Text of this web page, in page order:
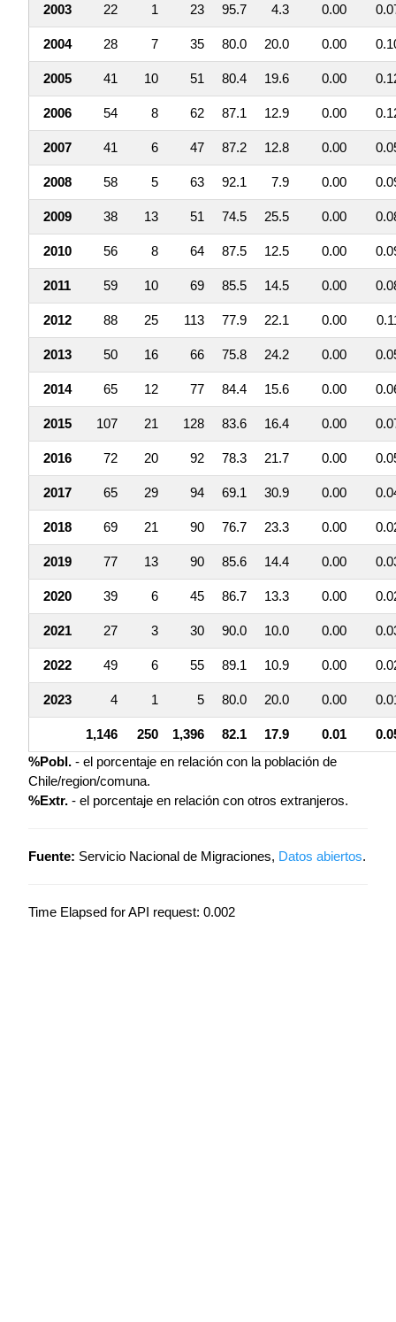
2003 22 1 23 95.7 4.3 0.00
2004 28 7 35 80.0 20.0 0.00
2005 41 10 51 80.4 19.6 0.00
2006 54 8 62 87.1 12.9 0.00
2007 41 6 47 87.2 12.8 0.00
2008 58 5 63 92.1 7.9 0.00
2009 38 13 51 74.5 25.5 0.00
2010 56 8 64 87.5 12.5 0.00
2011 59 10 69 85.5 14.5 0.00
2012 88 25 113 77.9 22.1 0.00
2013 50 16 66 75.8 24.2 0.00
2014 65 12 77 84.4 15.6 0.00
2015 107 21 128 83.6 16.4 0.00
2016 72 20 92 78.3 21.7 0.00
2017 65 29 94 69.1 30.9 0.00
2018 69 21 90 76.7 23.3 0.00
2019 77 13 90 85.6 14.4 0.00
2020 39 6 45 86.7 13.3 0.00
2021 27 3 30 90.0 10.0 0.00
2022 49 6 55 89.1 10.9 0.00
2023 4 1 5 80.0 20.0 0.00
1,146 250 1,396 82.1 17.9 0.01
%Pobl. - el porcentaje en relación con la población de
Chile/region/comuna.
%Extr. - el porcentaje en relación con otros extranjeros.
Fuente: Servicio Nacional de Migraciones, Datos abiertos.
Time Elapsed for API request: 0.002